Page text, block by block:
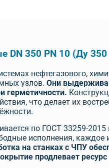
DN 350 PN 10 (Ду 350
нефтегазового,
узлов. Они
герметичности.
что делает их
по ГОСТ 33259-
исполнения,
на станках с ЧПУ
продлевает